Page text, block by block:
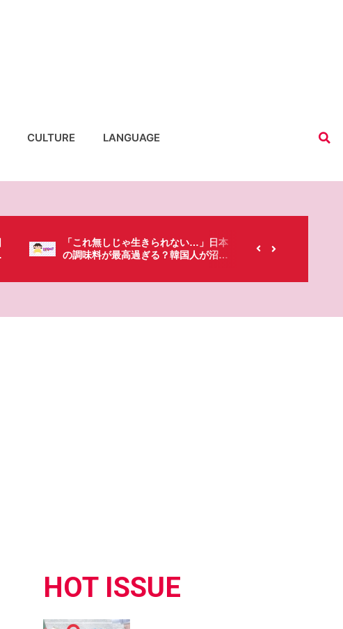
CULTURE LANGUAGE
【韓国にもあるのに…】なぜ日本のセ
ブンイレブンが韓国人に人気なの？
HOT ISSUE